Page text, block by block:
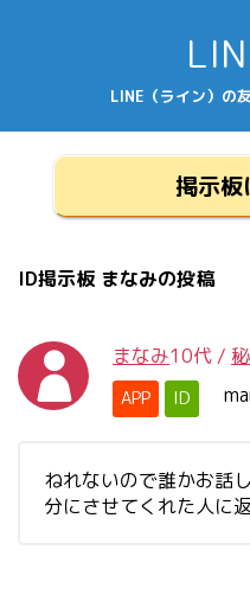
LINE（ライン）の
掲示板
ID掲示板 まなみの投稿
まなみ10代 /
APP ID
ねれないので誰かお話
分にさせてくれた人に